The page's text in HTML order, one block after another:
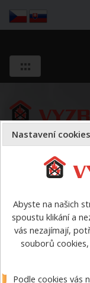
a
Příklady odkazů na stránky
Pro vložení
Abyste na našich
spoustu klikání a
vás nezajímají,
souborů
Podle cookies vás